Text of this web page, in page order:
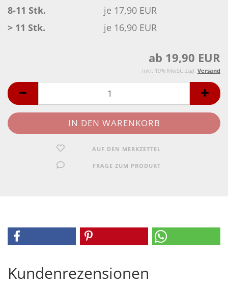
8-11 Stk.
je 17,90 EUR
> 11 Stk.
je 16,90 EUR
ab 19,90 EUR
inkl. 19% MwSt. zzgl. Versand
AUF DEN MERKZETTEL
FRAGE ZUM PRODUKT
Kundenrezensionen